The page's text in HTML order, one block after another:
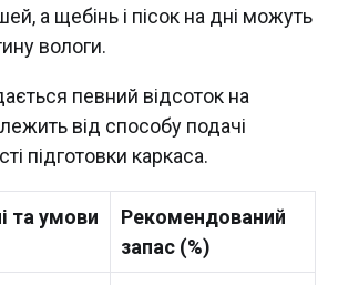
а щебінь і пісок на дні можуть
вологи.
певний відсоток на
від способу подачі
підготовки каркаса.
та умови
Рекомендований
запас (%)